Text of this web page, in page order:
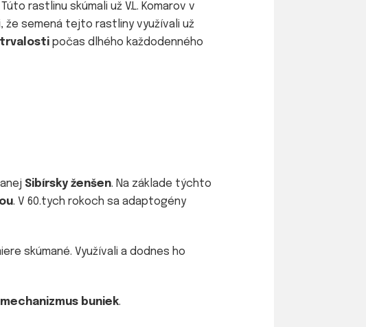
Túto rastlinu skúmali už V.L. Komarov v
že semená tejto rastliny využívali už
počas dlhého každodenného
Sibírsky ženšen. Na základe týchto
. V 60.tych rokoch sa adaptogény
skúmané. Využívali a dodnes ho
buniek.